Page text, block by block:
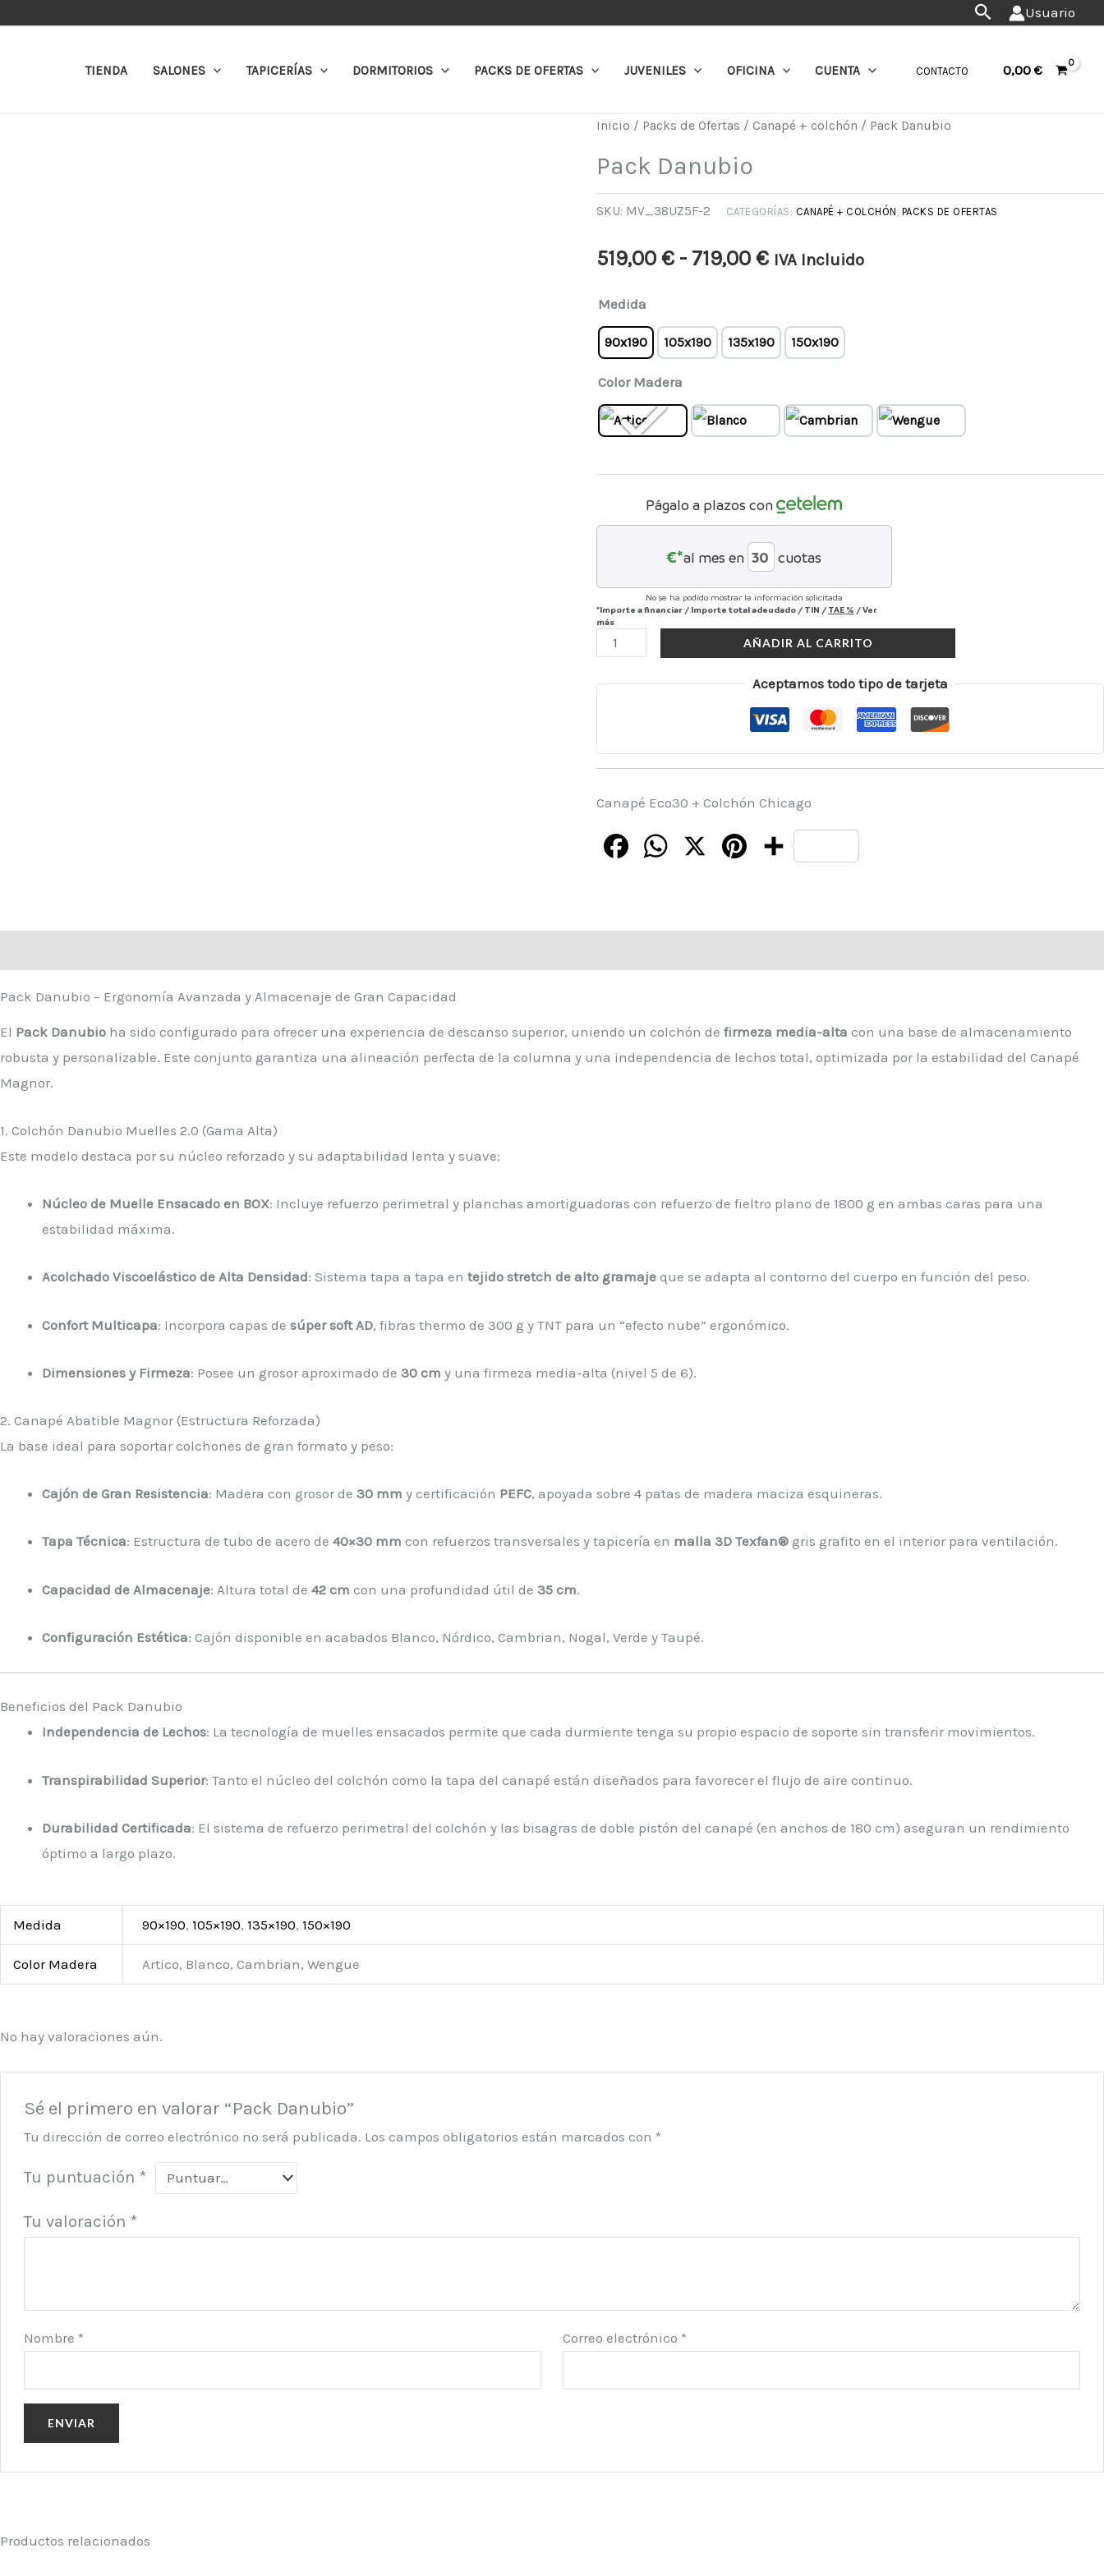
BuscarUsuario
TIENDA SALONES TAPICERÍAS DORMITORIOS PACKS DE OFERTAS JUVENILES OFICINA CUENTA CONTACTO 0,00 €
Inicio / Packs de Ofertas / Canapé + colchón / Pack Danubio
Pack Danubio
SKU: MV_38UZ5F-2 CATEGORÍAS: CANAPÉ + COLCHÓN , PACKS DE OFERTAS
519,00 € - 719,00 €
Rango
precios:
desde
hasta
719,00 €
IVA Incluido
Medida
90x190 105x190 135x190 150x190
Color Madera
Págalo a plazos con
€*al mes en cuotas
No se ha podido mostrar la información solicitada
*Importe a financiar / Importe total adeudado / TIN / TAE % /Ver
más
Pack
cantidad
AÑADIR AL CARRITO
Aceptamos todo tipo de tarjeta
Canapé Eco30 + Colchón Chicago
FacebookWhatsApp PinterestCompartir
Pack Danubio – Ergonomía Avanzada y Almacenaje de Gran Capacidad
El Pack Danubio ha sido configurado para ofrecer una experiencia de descanso superior, uniendo un colchón de firmeza media-alta con una base de almacenamiento
robusta y personalizable. Este conjunto garantiza una alineación perfecta de la columna y una independencia de lechos total, optimizada por la estabilidad del Canapé
Magnor.
1. Colchón Danubio Muelles 2.0 (Gama Alta)
Este modelo destaca por su núcleo reforzado y su adaptabilidad lenta y suave:
Núcleo de Muelle Ensacado en BOX: Incluye refuerzo perimetral y planchas amortiguadoras con refuerzo de fieltro plano de 1800 g en ambas caras para una
estabilidad máxima.
Acolchado Viscoelástico de Alta Densidad: Sistema tapa a tapa en tejido stretch de alto gramaje que se adapta al contorno del cuerpo en función del peso.
Confort Multicapa: Incorpora capas de súper soft AD, fibras thermo de 300 g y TNT para un “efecto nube” ergonómico.
Dimensiones y Firmeza: Posee un grosor aproximado de 30 cm y una firmeza media-alta (nivel 5 de 6).
2. Canapé Abatible Magnor (Estructura Reforzada)
La base ideal para soportar colchones de gran formato y peso:
Cajón de Gran Resistencia: Madera con grosor de 30 mm y certificación PEFC, apoyada sobre 4 patas de madera maciza esquineras.
Tapa Técnica: Estructura de tubo de acero de 40×30 mm con refuerzos transversales y tapicería en malla 3D Texfan® gris grafito en el interior para ventilación.
Capacidad de Almacenaje: Altura total de 42 cm con una profundidad útil de 35 cm.
Configuración Estética: Cajón disponible en acabados Blanco, Nórdico, Cambrian, Nogal, Verde y Taupé.
Beneficios del Pack Danubio
Independencia de Lechos: La tecnología de muelles ensacados permite que cada durmiente tenga su propio espacio de soporte sin transferir movimientos.
Transpirabilidad Superior: Tanto el núcleo del colchón como la tapa del canapé están diseñados para favorecer el flujo de aire continuo.
Durabilidad Certificada: El sistema de refuerzo perimetral del colchón y las bisagras de doble pistón del canapé (en anchos de 180 cm) aseguran un rendimiento
óptimo a largo plazo.
Medida 90×190, 105×190, 135×190, 150×190
Color Madera Artico, Blanco, Cambrian, Wengue
No hay valoraciones aún.
Sé el primero en valorar “Pack Danubio”
Tu dirección de correo electrónico no será publicada. Los campos obligatorios están marcados con *
Tu puntuación *
Tu valoración *
Nombre * Correo electrónico *
Productos relacionados